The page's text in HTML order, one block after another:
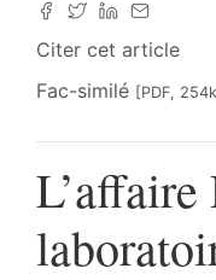
Citer cet article
Fac-similé [PDF,